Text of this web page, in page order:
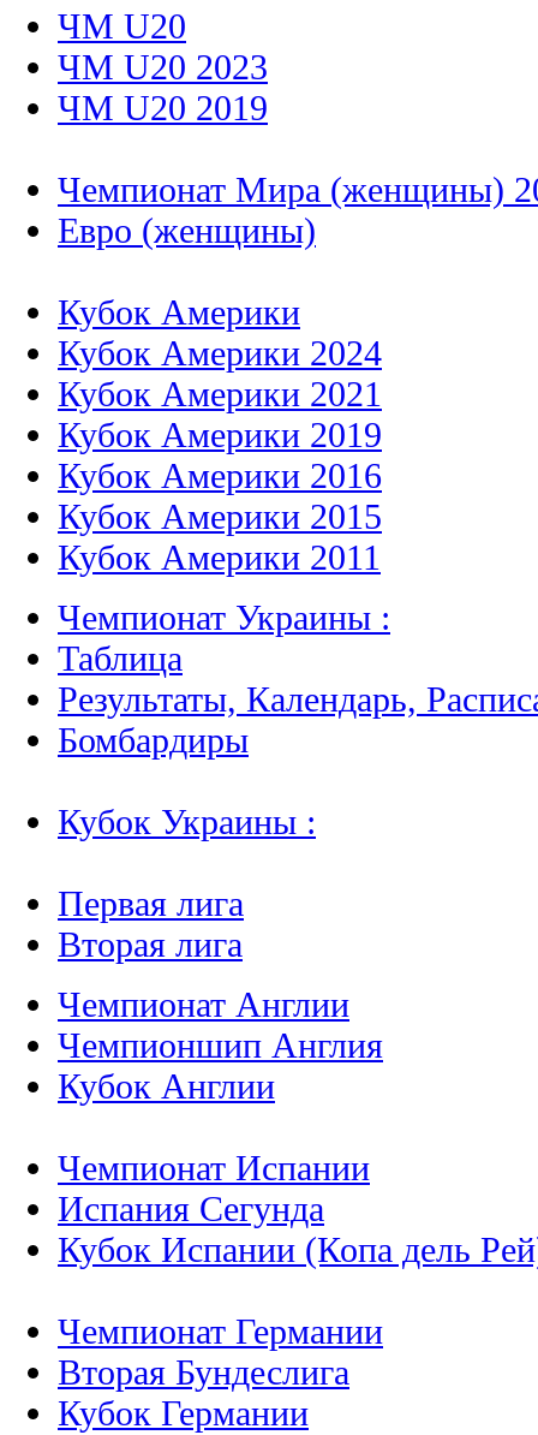
ЧМ U20
ЧМ U20 2023
ЧМ U20 2019
Чемпионат Мира (женщины)
Евро (женщины)
Кубок Америки
Кубок Америки 2024
Кубок Америки 2021
Кубок Америки 2019
Кубок Америки 2016
Кубок Америки 2015
Кубок Америки 2011
Чемпионат Украины :
Таблица
Результаты, Календарь,
Бомбардиры
Кубок Украины :
Первая лига
Вторая лига
Чемпионат Англии
Чемпионшип Англия
Кубок Англии
Чемпионат Испании
Испания Сегунда
Кубок Испании (Копа дель
Чемпионат Германии
Вторая Бундеслига
Кубок Германии